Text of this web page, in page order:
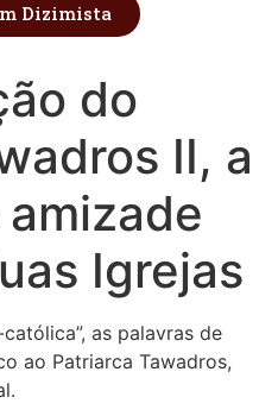
Dizimista
do
II, a
Igrejas
as palavras de
ao Patriarca Tawadros,